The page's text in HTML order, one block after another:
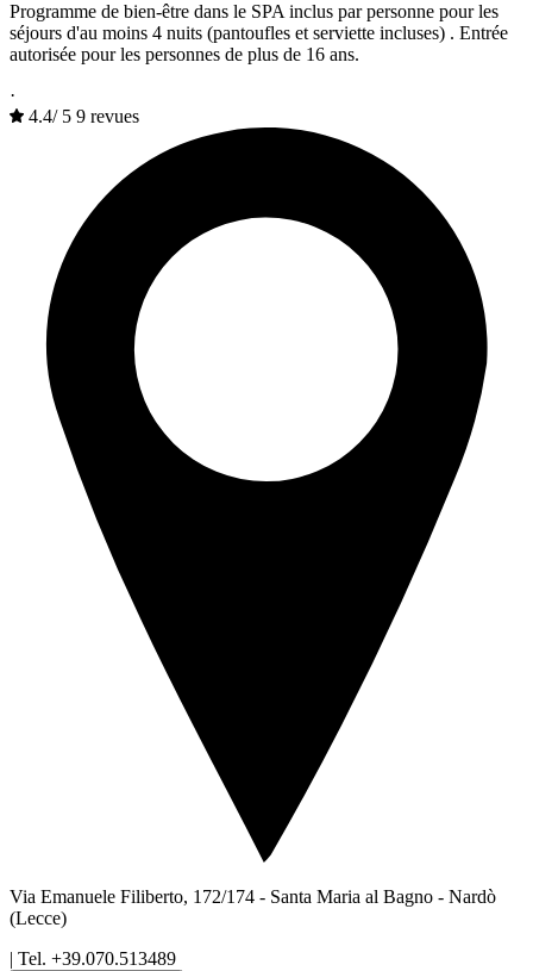
Programme de bien-être dans le SPA inclus par personne pour les
séjours d'au moins 4 nuits (pantoufles et serviette incluses) . Entrée
autorisée pour les personnes de plus de 16 ans.
·
4.4/ 5 9 revues
Via Emanuele Filiberto, 172/174 - Santa Maria al Bagno - Nardò
(Lecce)
| Tel. +39.070.513489